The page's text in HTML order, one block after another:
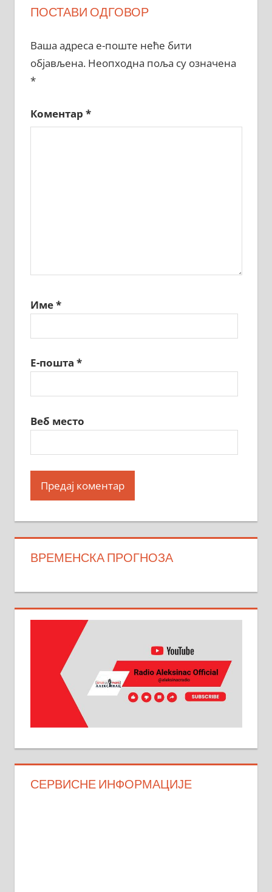
ПОСТАВИ ОДГОВОР
Ваша адреса е-поште неће бити
објављена. Неопходна поља су означена
*
Коментар *
Име*
Е-пошта *
Веб место
ВРЕМЕНСКА ПРОГНОЗА
СЕРВИСНЕ ИНФОРМАЦИЈЕ